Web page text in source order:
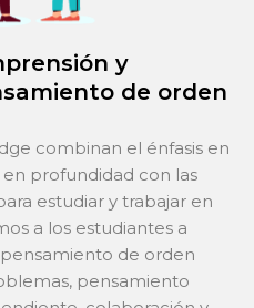
y
de orden
combinan el énfasis en
profundidad con las
estudiar y trabajar en
a los estudiantes a
de orden
pensamiento